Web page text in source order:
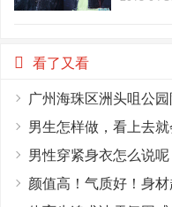
看了又看
广州海珠区洲头咀公
男生怎样做，看上去
男性穿紧身衣怎么说
这4个条件
颜值高！气质好！身